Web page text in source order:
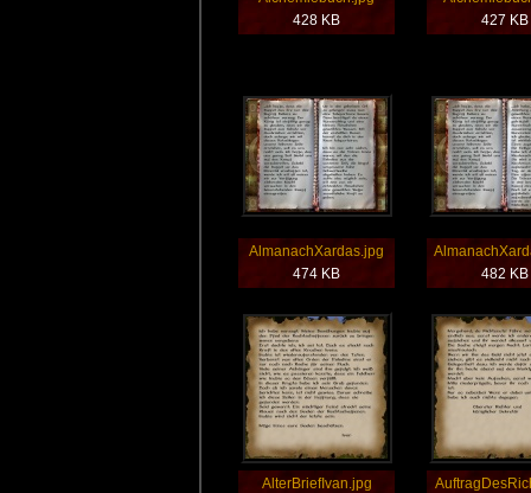
428 KB
427 KB
AlmanachXardas.jpg
474 KB
482 KB
AlterBriefIvan.jpg